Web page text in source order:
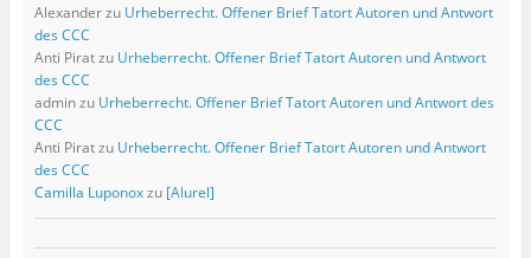
Alexanderzu Urheberrecht. Offener Brief Tatort Autoren und Antwort
des CCC
Anti Piratzu Urheberrecht. Offener Brief Tatort Autoren und Antwort
des CCC
adminzu Urheberrecht. Offener Brief Tatort Autoren und Antwort des
CCC
Anti Piratzu Urheberrecht. Offener Brief Tatort Autoren und Antwort
des CCC
Camilla Luponoxzu [Alurel]